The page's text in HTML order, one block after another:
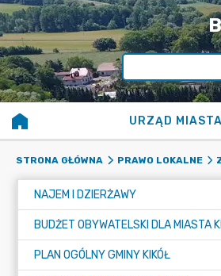
URZĄD
STRONA GŁÓWNA PRAWO LOKALNE
NAJEM I DZIERŻAWY
PLAN OGÓLNY GMINY KIKÓŁ